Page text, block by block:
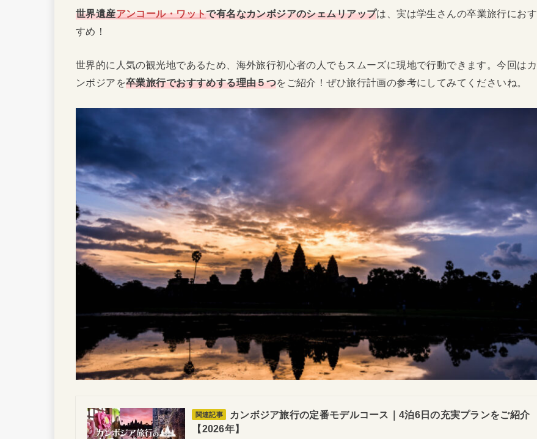
世界遺産アンコール・ワットで有名なカンボジアのシェムリアップは、実は学生さんの卒業旅行におす
すめ！
世界的に人気の観光地であるため、海外旅行初心者の人でもスムーズに現地で行動できます。今回はカ
ンボジアを卒業旅行でおすすめする理由５つをご紹介！ぜひ旅行計画の参考にしてみてくださいね。
関連記事
カンボジア旅行の定番モデルコース｜4泊6日の充実プランをご紹介
【2026年】